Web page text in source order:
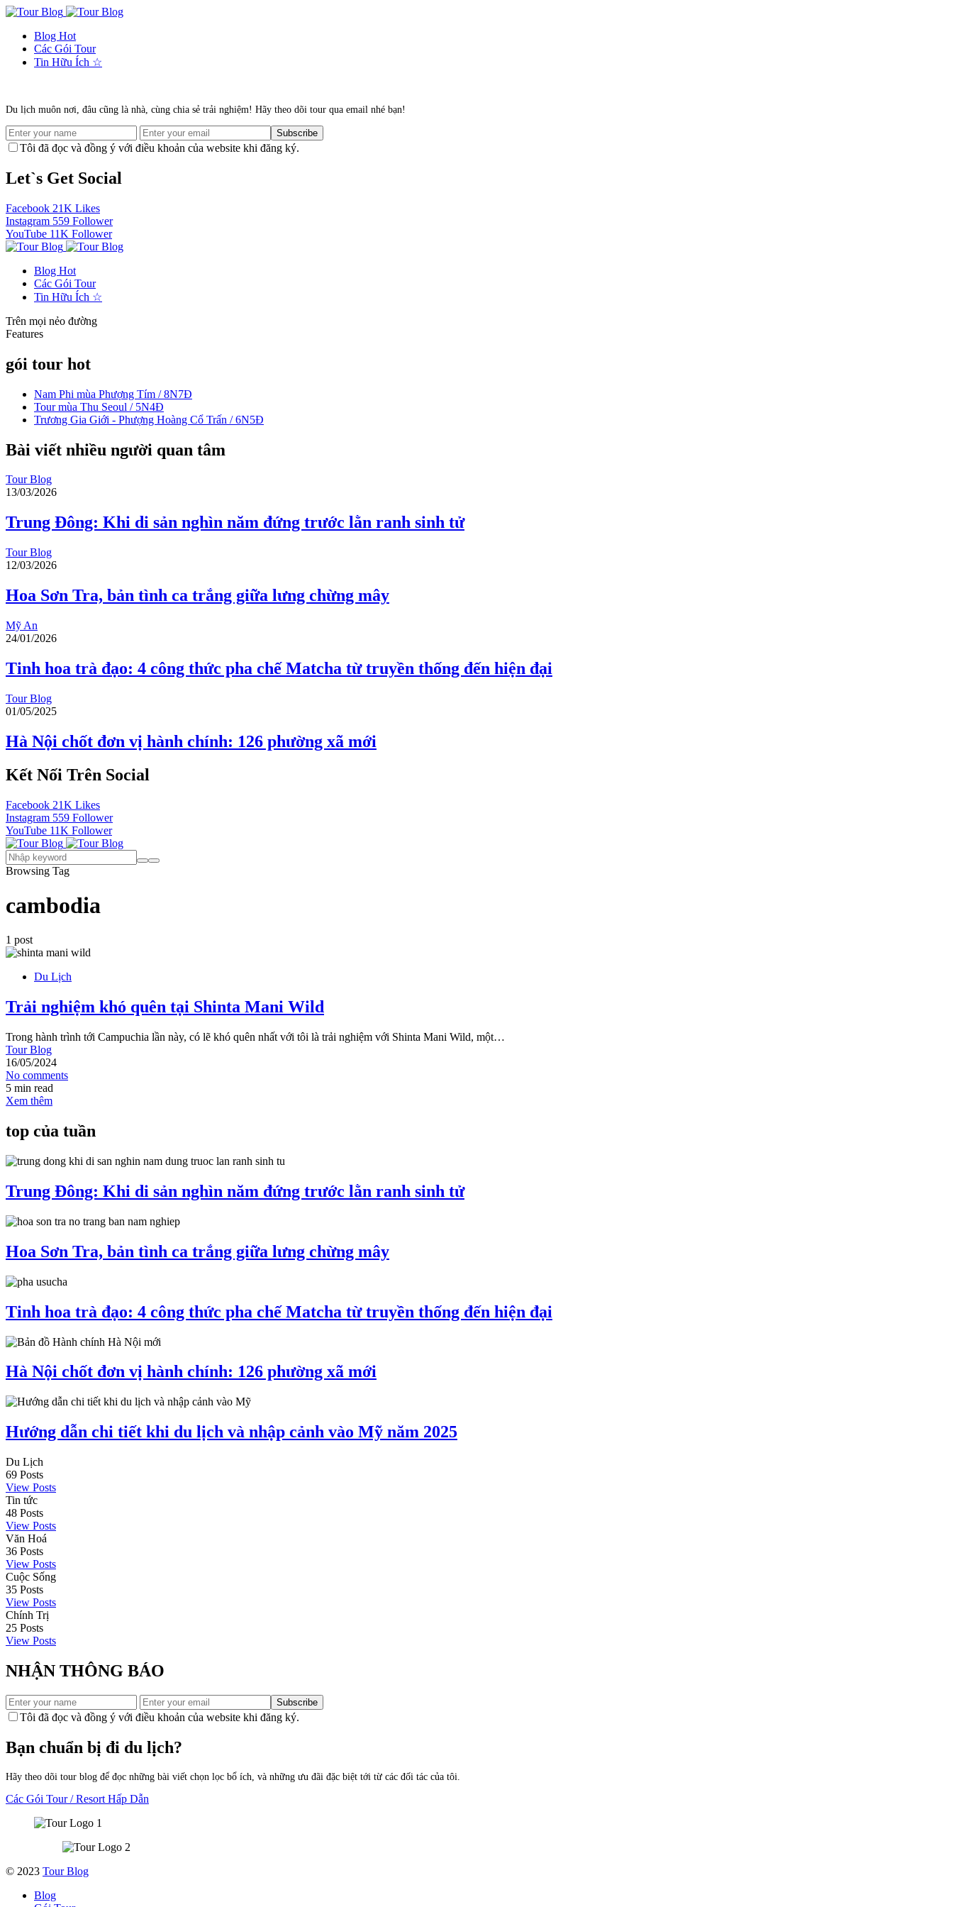
Blog Hot
Các Gói Tour
Tin Hữu Ích ☆
Du lịch muôn nơi, đâu cũng là nhà, cùng chia sẻ trải nghiệm! Hãy theo dõi tour qua email nhé bạn!
Subscribe
Tôi đã đọc và đồng ý với điều khoản của website khi đăng ký.
Let`s Get Social
Facebook 21K Likes
Instagram 559 Follower
YouTube 11K Follower
Blog Hot
Các Gói Tour
Tin Hữu Ích ☆
Trên mọi nẻo đường
Features
gói tour hot
Nam Phi mùa Phượng Tím / 8N7Đ
Tour mùa Thu Seoul / 5N4Đ
Trương Gia Giới - Phượng Hoàng Cổ Trấn / 6N5Đ
Bài viết nhiều người quan tâm
Tour Blog
13/03/2026
Trung Đông: Khi di sản nghìn năm đứng trước lằn ranh sinh tử
Tour Blog
12/03/2026
Hoa Sơn Tra, bản tình ca trắng giữa lưng chừng mây
Mỹ An
24/01/2026
Tinh hoa trà đạo: 4 công thức pha chế Matcha từ truyền thống đến hiện đại
Tour Blog
01/05/2025
Hà Nội chốt đơn vị hành chính: 126 phường xã mới
Kết Nối Trên Social
Facebook 21K Likes
Instagram 559 Follower
YouTube 11K Follower
Browsing Tag
cambodia
1 post
Du Lịch
Trải nghiệm khó quên tại Shinta Mani Wild
Trong hành trình tới Campuchia lần này, có lẽ khó quên nhất với tôi là trải nghiệm với Shinta Mani Wild, một…
Tour Blog
16/05/2024
No comments
5 min read
Xem thêm
top của tuần
Trung Đông: Khi di sản nghìn năm đứng trước lằn ranh sinh tử
Hoa Sơn Tra, bản tình ca trắng giữa lưng chừng mây
Tinh hoa trà đạo: 4 công thức pha chế Matcha từ truyền thống đến hiện đại
Hà Nội chốt đơn vị hành chính: 126 phường xã mới
Hướng dẫn chi tiết khi du lịch và nhập cảnh vào Mỹ năm 2025
Du Lịch
69 Posts
View Posts
Tin tức
48 Posts
View Posts
Văn Hoá
36 Posts
View Posts
Cuộc Sống
35 Posts
View Posts
Chính Trị
25 Posts
View Posts
NHẬN THÔNG BÁO
Subscribe
Tôi đã đọc và đồng ý với điều khoản của website khi đăng ký.
Bạn chuẩn bị đi du lịch?
Hãy theo dõi tour blog để đọc những bài viết chọn lọc bổ ích, và những ưu đãi đặc biệt tới từ các đối tác của tôi.
Các Gói Tour / Resort Hấp Dẫn
© 2023 Tour Blog
Blog